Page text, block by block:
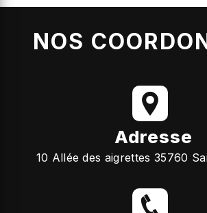
NOS
Adresse
10 Allée des aigrettes 35760